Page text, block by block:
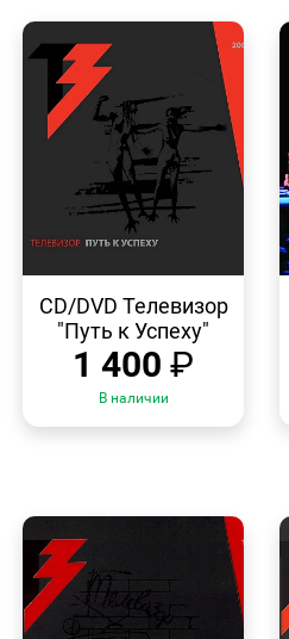
ПРОСМОТР
CD/DVD Телевизор
"Путь к Успеху"
1 400 ₽
В наличии